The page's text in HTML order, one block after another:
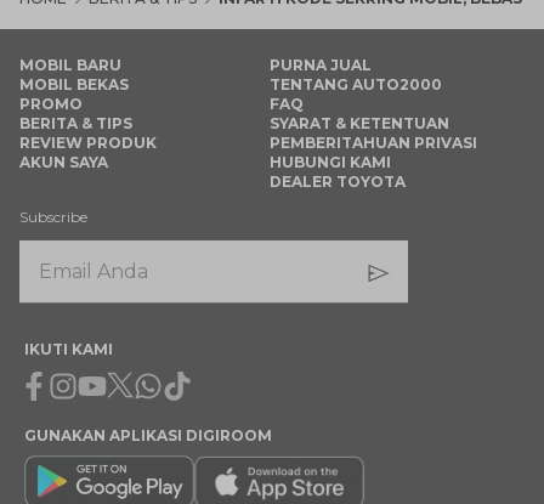
MOBIL BARU
MOBIL BEKAS
PROMO
BERITA & TIPS
REVIEW PRODUK
AKUN SAYA
PURNA JUAL
TENTANG AUTO2000
FAQ
SYARAT & KETENTUAN
PEMBERITAHUAN PRIVASI
HUBUNGI KAMI
DEALER TOYOTA
Subscribe
IKUTI KAMI
Facebook
Instagram
Youtube
X Whatsapp
Tiktok
GUNAKAN APLIKASI DIGIROOM